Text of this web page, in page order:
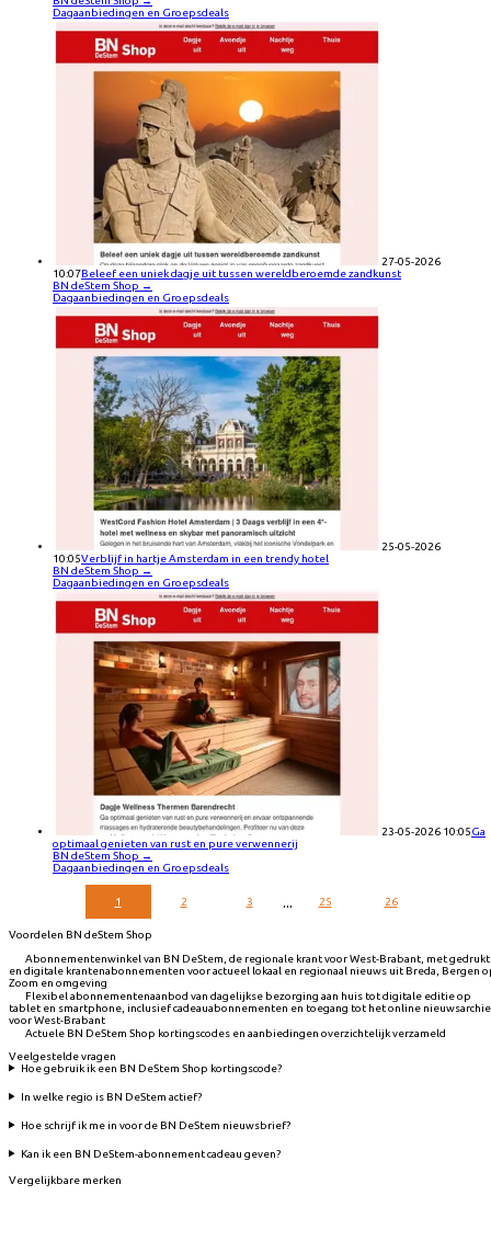
Dagaanbiedingen en Groepsdeals
27-05-2026
10:07Beleef een uniek dagje uit tussen wereldberoemde zandkunst
BN deStem Shop →
Dagaanbiedingen en Groepsdeals
25-05-2026
10:05Verblijf in hartje Amsterdam in een trendy hotel
BN deStem Shop →
Dagaanbiedingen en Groepsdeals
23-05-2026 10:05Ga
optimaal genieten van rust en pure verwennerij
BN deStem Shop →
Dagaanbiedingen en Groepsdeals
1 2 3 ... 25 26
Voordelen BN deStem Shop
Abonnementenwinkel van BN DeStem, de regionale krant voor West-Brabant, met
en digitale krantenabonnementen voor actueel lokaal en regionaal nieuws uit Breda, Bergen
Zoom en omgeving
Flexibel abonnementenaanbod van dagelijkse bezorging aan huis tot digitale editie op
tablet en smartphone, inclusief cadeauabonnementen en toegang tot het online
voor West-Brabant
Actuele BN DeStem Shop kortingscodes en aanbiedingen overzichtelijk verzameld
Veelgestelde vragen
Hoe gebruik ik een BN DeStem Shop kortingscode?
In welke regio is BN DeStem actief?
Hoe schrijf ik me in voor de BN DeStem nieuwsbrief?
Kan ik een BN DeStem-abonnement cadeau geven?
Vergelijkbare merken